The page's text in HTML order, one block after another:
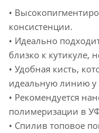
•
консистенции.
• Идеально
близко к кутикуле,
• Удобная кисть,
идеальную линию у
• Рекомендуется
полимеризации в
• Спилив топовое